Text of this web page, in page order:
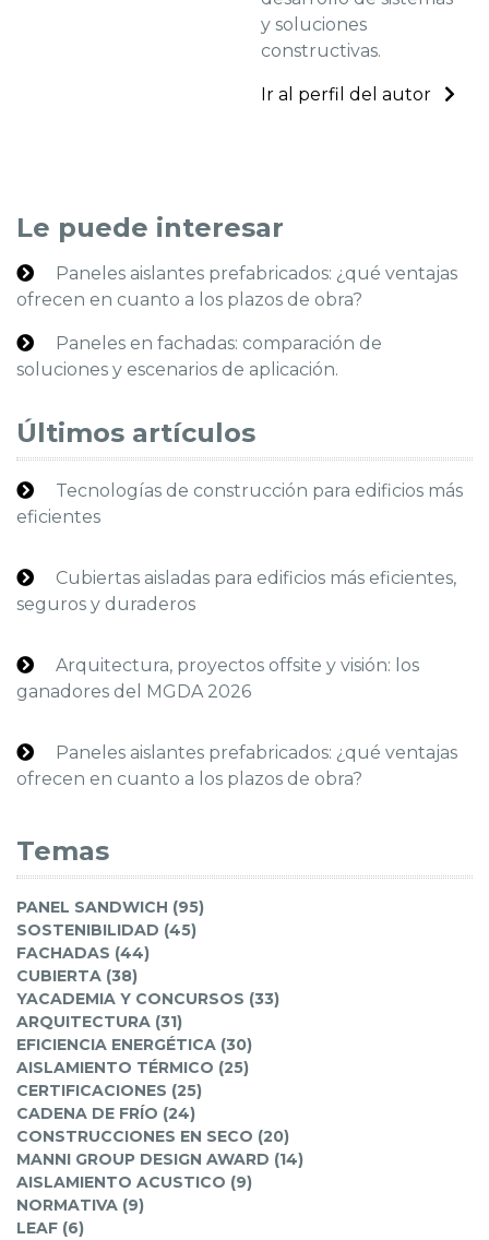
y soluciones
constructivas.
Ir al perfil del autor
Le puede interesar
Paneles aislantes prefabricados: ¿qué ventajas
ofrecen en cuanto a los plazos de obra?
Paneles en fachadas: comparación de
soluciones y escenarios de aplicación.
Últimos artículos
Tecnologías de construcción para edificios más
eficientes
Cubiertas aisladas para edificios más eficientes,
seguros y duraderos
Arquitectura, proyectos offsite y visión: los
ganadores del MGDA 2026
Paneles aislantes prefabricados: ¿qué ventajas
ofrecen en cuanto a los plazos de obra?
Temas
PANEL SANDWICH (95)
SOSTENIBILIDAD (45)
FACHADAS (44)
CUBIERTA (38)
YACADEMIA Y CONCURSOS (33)
ARQUITECTURA (31)
EFICIENCIA ENERGÉTICA (30)
AISLAMIENTO TÉRMICO (25)
CERTIFICACIONES (25)
CADENA DE FRÍO (24)
CONSTRUCCIONES EN SECO (20)
MANNI GROUP DESIGN AWARD (14)
AISLAMIENTO ACUSTICO (9)
NORMATIVA (9)
LEAF (6)